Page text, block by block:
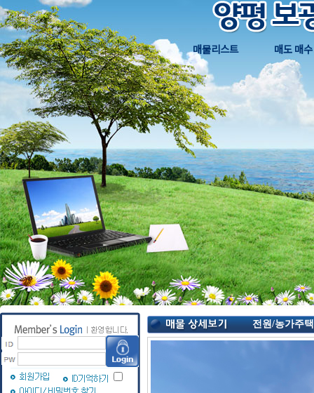
매물리스트 매도 매
전원/농가주택